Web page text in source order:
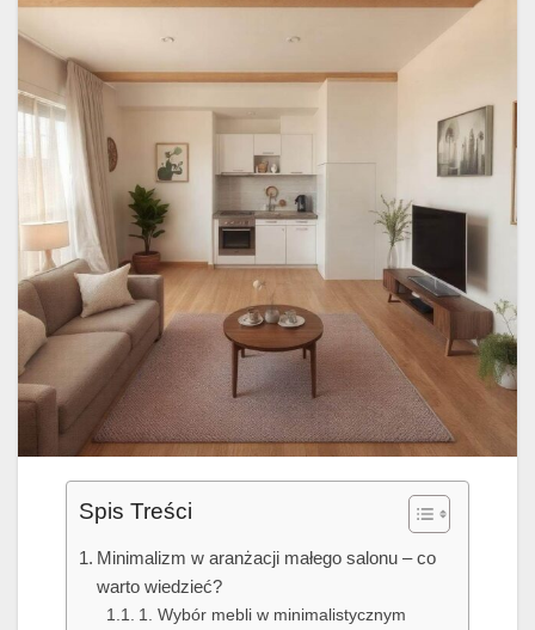
Spis Treści
Minimalizm w aranżacji małego salonu – co
warto wiedzieć?
1. Wybór mebli w minimalistycznym